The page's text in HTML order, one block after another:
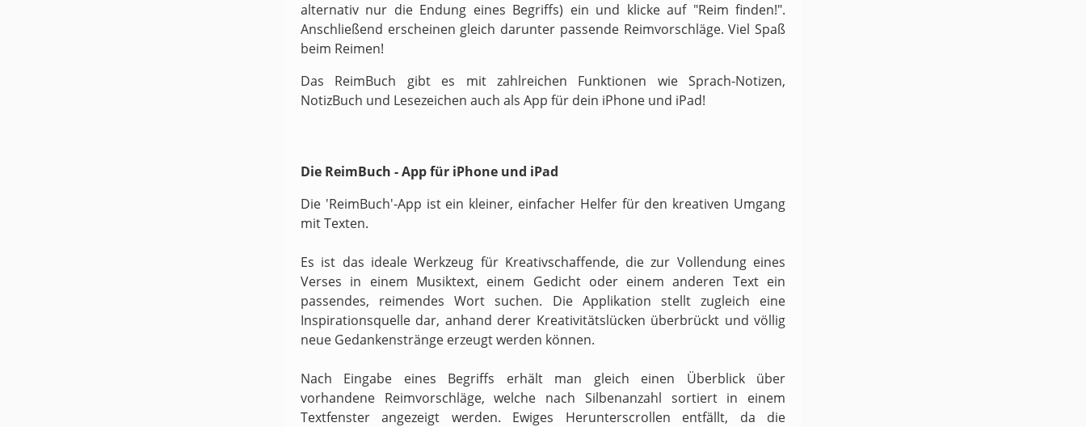
alternativ nur die Endung eines Begriffs) ein und klicke auf "Reim finden!".
Anschließend erscheinen gleich darunter passende Reimvorschläge. Viel Spaß
beim Reimen!
Das ReimBuch gibt es mit zahlreichen Funktionen wie Sprach-Notizen,
NotizBuch und Lesezeichen auch als App für dein iPhone und iPad!
Die ReimBuch - App für iPhone und iPad
Die 'ReimBuch'-App ist ein kleiner, einfacher Helfer für den kreativen Umgang
mit Texten.
Es ist das ideale Werkzeug für Kreativschaffende, die zur Vollendung eines
Verses in einem Musiktext, einem Gedicht oder einem anderen Text ein
passendes, reimendes Wort suchen. Die Applikation stellt zugleich eine
Inspirationsquelle dar, anhand derer Kreativitätslücken überbrückt und völlig
neue Gedankenstränge erzeugt werden können.
Nach Eingabe eines Begriffs erhält man gleich einen Überblick über
vorhandene Reimvorschläge, welche nach Silbenanzahl sortiert in einem
Textfenster angezeigt werden. Ewiges Herunterscrollen entfällt, da die